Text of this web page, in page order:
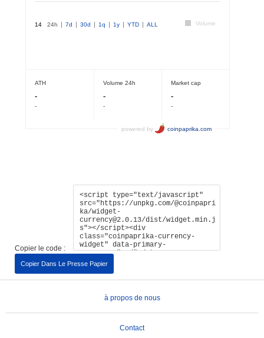
Copier le code :
Copier Dans Le Presse Papier
à propos de nous
Contact